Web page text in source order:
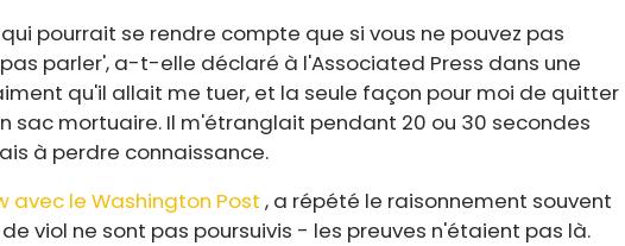
pourrait se rendre compte que si vous ne pouvez pas
pas parler', a-t-elle déclaré à l'Associated Press dans une
qu'il allait me tuer, et la seule façon pour moi de quitter
sac mortuaire. Il m'étranglait pendant 20 ou 30 secondes
à perdre connaissance.
avec le Washington Post , a répété le raisonnement souvent
viol ne sont pas poursuivis - les preuves n'étaient pas là.